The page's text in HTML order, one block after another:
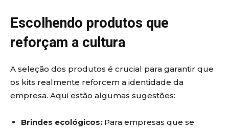
Escolhendo produtos que
reforçam a cultura
A seleção dos produtos é crucial para garantir que
os kits realmente reforcem a identidade da
empresa. Aqui estão algumas sugestões:
Brindes ecológicos: Para empresas que se